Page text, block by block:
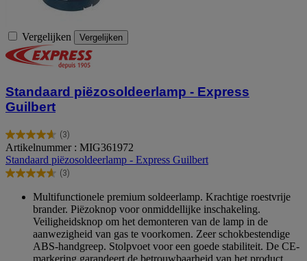
Vergelijken Vergelijken
Standaard piëzosoldeerlamp - Express
Guilbert
(3)
4.7
van
de
5
beoordelingen
Artikelnummer : MIG361972
Standaard piëzosoldeerlamp - Express Guilbert
(3)
4.7
sterren.
beoordelingen
Multifunctionele premium soldeerlamp. Krachtige roestvrije
brander. Piëzoknop voor onmiddellijke inschakeling.
Veiligheidsknop om het demonteren van de lamp in de
aanwezigheid van gas te voorkomen. Zeer schokbestendige
ABS-handgreep. Stolpvoet voor een goede stabiliteit. De CE-
markering garandeert de betrouwbaarheid van het product.